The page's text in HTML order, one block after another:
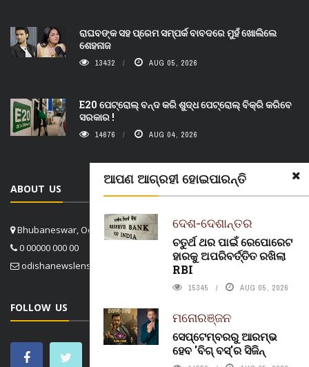
ଆପଣ ଆଗ୍ରହୀ ହୋଇପାରନ୍ତି
ଦେଶ-ଦେଶାନ୍ତର
ଚତୁର୍ଥ ଥର ପାଇଁ ରେପୋରେଟ
ହାରକୁ ଅପରିବର୍ତ୍ତିତ ରଖିଲା
RBI
15345 AUG 05, 2026
ମନୋରଞ୍ଜନ
ସେପ୍ଟେମ୍ବରରୁ ଆରମ୍ଭ
ହେବ 'ବିଗ୍ ବସ୍'ର ସିଜିନ୍
ରାଘବଙ୍କ ସହ ପ୍ରେମ ସମ୍ପର୍କ ବାବଦରେ ମୁହଁ ଖୋଲିଲେ
ଶେହନାଜ
13432 AUG 05, 2026
E20 ପେଟ୍ରୋଲ୍ ବନ୍ଦ କରି ଶୁଦ୍ଧ ପେଟ୍ରୋଲ୍ ବିକ୍ରି କରିବେ
ସରକାର !
14676 AUG 04, 2026
ABOUT US
Bhubaneswar, Odisha, India
0 00000 000 00
odishanewslens@gmail.com
FOLLOW US